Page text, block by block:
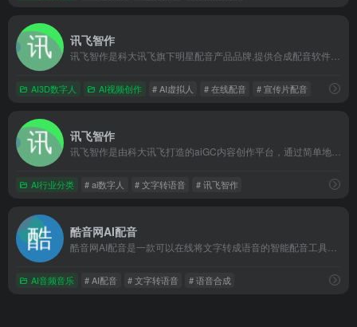
讯飞智作
AI3D数字人 AI视频创作 # AI虚拟人 # 在线配音 # 宣传片配音
讯飞智作
AI行业分类 # ai数字人 # 文字转语音 # 讯飞智作
酷音网AI配音
AI音频音乐 # AI配音 # 文字转语音 # 语音合成